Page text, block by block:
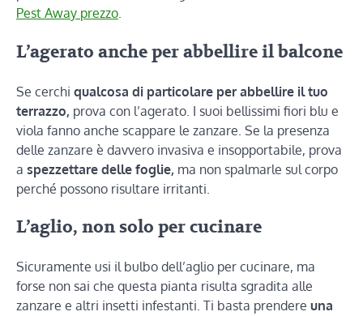
Pest Away prezzo
L’agerato anche per abbellire il balcone
Se cerchi qualcosa di particolare per abbellire il tuo
terrazzo, prova con l’agerato. I suoi bellissimi fiori blu e
viola fanno anche scappare le zanzare. Se la presenza
delle zanzare è davvero invasiva e insopportabile, prova
a spezzettare delle foglie, ma non spalmarle sul corpo
perché possono risultare irritanti.
L’aglio, non solo per cucinare
Sicuramente usi il bulbo dell’aglio per cucinare, ma
forse non sai che questa pianta risulta sgradita alle
zanzare e altri insetti infestanti. Ti basta prendere una